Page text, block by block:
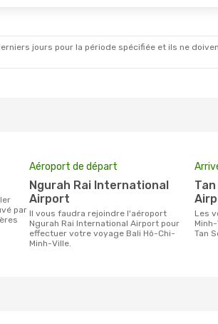
SGN
- DPS
jours pour la période spécifiée et ils ne
par
Aéroport de départ
Ngurah Rai International
Airport
Il vous faudra rejoindre l'aéroport
Ngurah Rai International Airport pour
effectuer votre voyage Bali Hô-Chi-
Minh-Ville.
Tan Son Nhat International
Les vols ayant pour destination Hô-Chi-
Tan